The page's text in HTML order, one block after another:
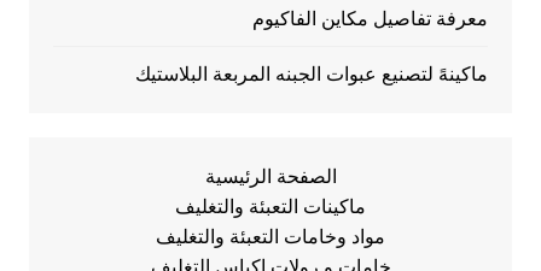
معرفة تفاصيل مكاين الفاكيوم
ماكينهً لتصنيع عبوات الجبنه المربعة البلاستيك
الصفحة الرئيسية
ماكينات التعبئة والتغليف
مواد وخامات التعبئة والتغليف